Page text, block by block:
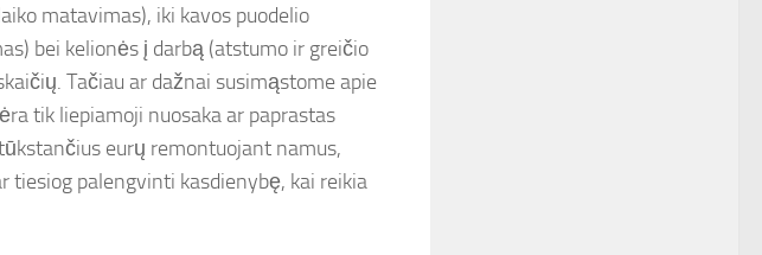
matavimas), iki kavos puodelio
bei kelionės į darbą (atstumo ir greičio
Tačiau ar dažnai susimąstome apie
tik liepiamoji nuosaka ar paprastas
eurų remontuojant namus,
palengvinti kasdienybę, kai reikia